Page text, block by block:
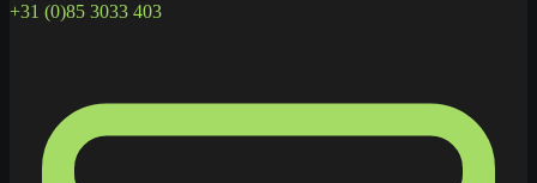
+31 (0)85 3033 403